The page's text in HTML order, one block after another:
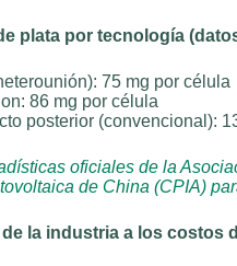
plata por tecnología
75 mg por célula
86 mg por célula
posterior (convencional):
oficiales de la
de China (CPIA)
la industria a los costos